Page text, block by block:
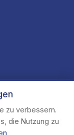
e.V.
zu verbessern.
die Nutzung zu